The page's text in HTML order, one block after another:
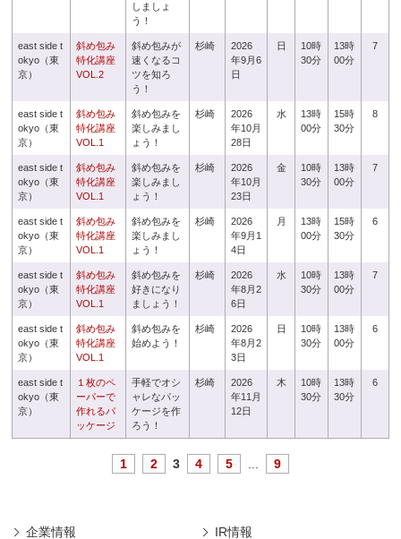
しましょ
う！
east side t
okyo（東
京）
斜め包み
特化講座
VOL.2
斜め包みが
速くなるコ
ツを知ろ
う！
杉崎
2026
年9月6
日
日
10時
30分
13時
00分
7
east side t
okyo（東
京）
斜め包み
特化講座
VOL.1
斜め包みを
楽しみまし
ょう！
杉崎
2026
年10月
28日
水
13時
00分
15時
30分
8
east side t
okyo（東
京）
斜め包み
特化講座
VOL.1
斜め包みを
楽しみまし
ょう！
杉崎
2026
年10月
23日
金
10時
30分
13時
00分
7
east side t
okyo（東
京）
斜め包み
特化講座
VOL.1
斜め包みを
楽しみまし
ょう！
杉崎
2026
年9月1
4日
月
13時
00分
15時
30分
6
east side t
okyo（東
京）
斜め包み
特化講座
VOL.1
斜め包みを
好きになり
ましょう！
杉崎
2026
年8月2
6日
水
10時
30分
13時
00分
7
east side t
okyo（東
京）
斜め包み
特化講座
VOL.1
斜め包みを
始めよう！
杉崎
2026
年8月2
3日
日
10時
30分
13時
00分
6
east side t
okyo（東
京）
１枚のペ
ーパーで
作れるパ
ッケージ
手軽でオシ
ャレなパッ
ケージを作
ろう！
杉崎
2026
年11月
12日
木
10時
30分
13時
30分
6
1 2 3 4 5 9
企業情報 IR情報